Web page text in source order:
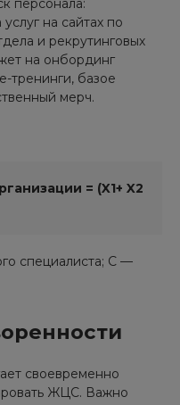
персонала:
на сайтах по
и рекрутинговых
на онбординг
тренинги, базое
мерч.
= (X1+ X2
специалиста; С —
своевременно
ЖЦС. Важно